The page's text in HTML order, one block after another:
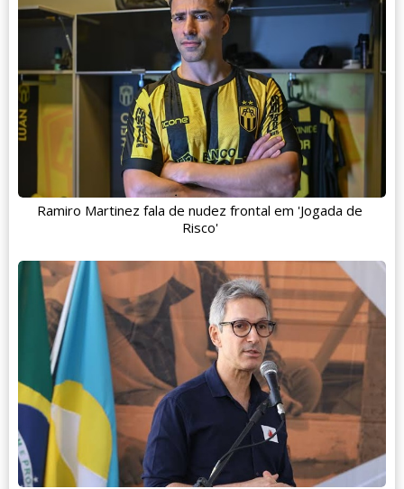
Ramiro Martinez fala de nudez frontal em 'Jogada de
Risco'